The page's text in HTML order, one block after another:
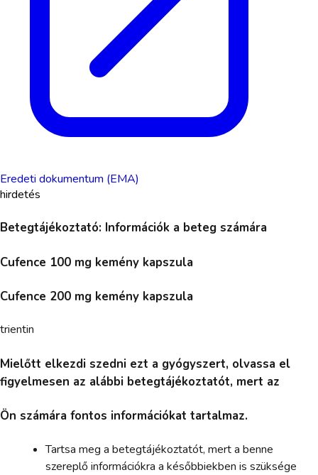
Eredeti dokumentum (EMA)
hirdetés
Betegtájékoztató: Információk a beteg számára
Cufence 100 mg kemény kapszula
Cufence 200 mg kemény kapszula
trientin
Mielőtt elkezdi szedni ezt a gyógyszert, olvassa el
figyelmesen az alábbi betegtájékoztatót, mert az
Ön számára fontos információkat tartalmaz.
Tartsa meg a betegtájékoztatót, mert a benne
szereplő információkra a későbbiekben is szüksége